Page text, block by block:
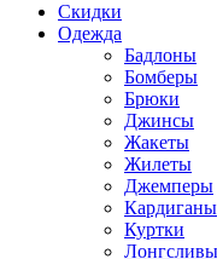
Скидки
Одежда
Бадлоны
Бомберы
Брюки
Джинсы
Жакеты
Жилеты
Джемперы
Кардиганы
Куртки
Лонгсливы